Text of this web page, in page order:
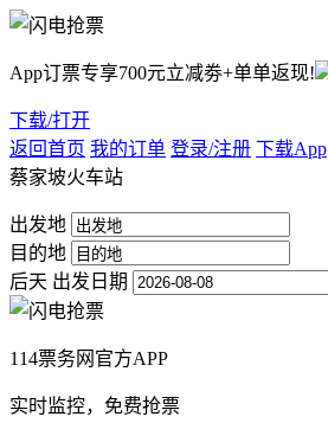
App订票专享700元立减劵+单单返现!
下载/打开
返回首页 我的订单 登录/注册 下载App
蔡家坡火车站
出发地
目的地
后天 出发日期
114票务网官方APP
实时监控，免费抢票